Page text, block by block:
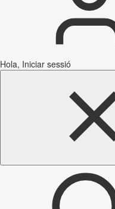
Hola, Iniciar sessió